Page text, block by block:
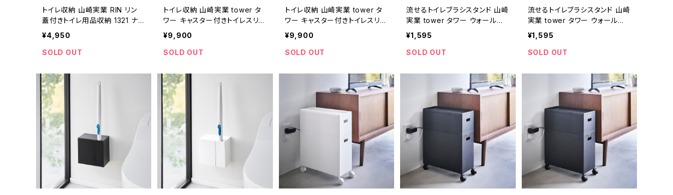
トイレ収納 山崎実業 RIN リン
蓋付きトイレ用品収納 1321 ナチ
ュラル
¥4,950
SOLD OUT
トイレ収納 山崎実業 tower タ
ワー キャスター付きトイレスリム
ワゴン 3段 1803 ブラック
¥9,900
SOLD OUT
トイレ収納 山崎実業 tower タ
ワー キャスター付きトイレスリム
ワゴン 3段 1802 ホワイト
¥9,900
SOLD OUT
流せるトイレブラシスタンド 山崎
実業 tower タワー ウォール流
せるトイレブラシホルダー 石こ
うボード壁対応 ホワイト
¥1,595
SOLD OUT
流せるトイレブラシスタンド 山崎
実業 tower タワー ウォール流
せるトイレブラシホルダー 石こ
うボード壁対応 ブラック
¥1,595
SOLD OUT